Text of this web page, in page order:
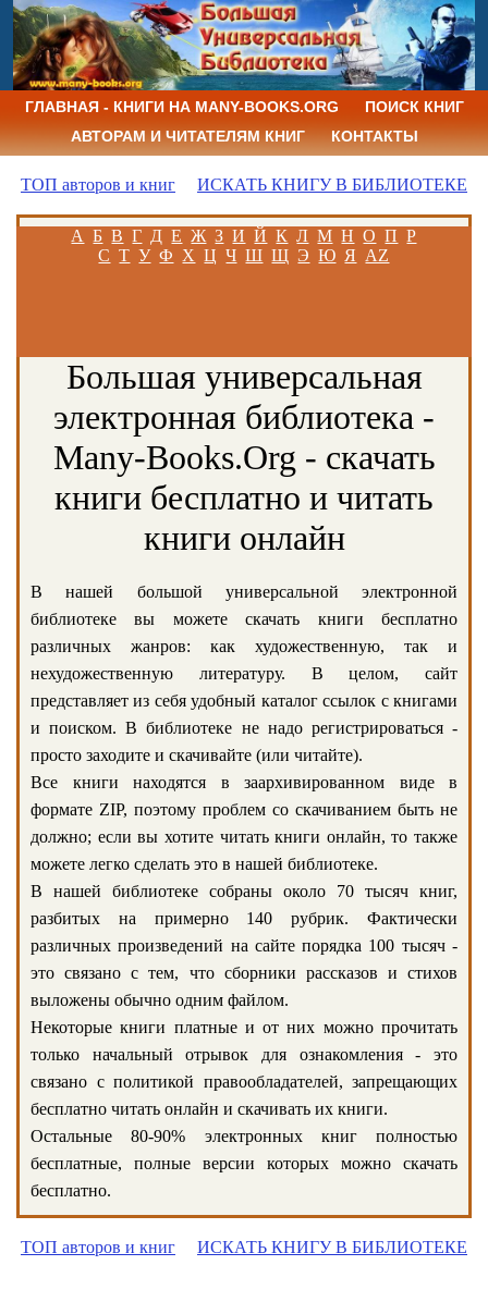
ГЛАВНАЯ - КНИГИ НА MANY-BOOKS.ORG
ПОИСК КНИГ
АВТОРАМ И ЧИТАТЕЛЯМ КНИГ
КОНТАКТЫ
ТОП авторов и книг ИСКАТЬ КНИГУ В БИБЛИОТЕКЕ
А Б В Г Д Е Ж З И Й К Л М Н О П Р
С Т У Ф Х Ц Ч Ш Щ Э Ю Я AZ
Большая универсальная
электронная библиотека -
Many-Books.Org - скачать
книги бесплатно и читать
книги онлайн
В нашей большой универсальной электронной
библиотеке вы можете скачать книги бесплатно
различных жанров: как художественную, так и
нехудожественную литературу. В целом, сайт
представляет из себя удобный каталог ссылок с книгами
и поиском. В библиотеке не надо регистрироваться -
просто заходите и скачивайте (или читайте).
Все книги находятся в заархивированном виде в
формате ZIP, поэтому проблем со скачиванием быть не
должно; если вы хотите читать книги онлайн, то также
можете легко сделать это в нашей библиотеке.
В нашей библиотеке собраны около 70 тысяч книг,
разбитых на примерно 140 рубрик. Фактически
различных произведений на сайте порядка 100 тысяч -
это связано с тем, что сборники рассказов и стихов
выложены обычно одним файлом.
Некоторые книги платные и от них можно прочитать
только начальный отрывок для ознакомления - это
связано с политикой правообладателей, запрещающих
бесплатно читать онлайн и скачивать их книги.
Остальные 80-90% электронных книг полностью
бесплатные, полные версии которых можно скачать
бесплатно.
ТОП авторов и книг ИСКАТЬ КНИГУ В БИБЛИОТЕКЕ